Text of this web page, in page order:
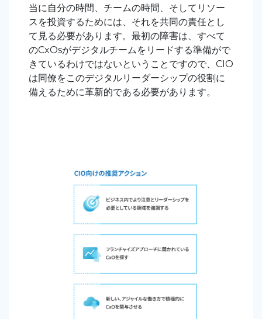
当に自分の時間、チームの時間、そしてリソー
スを投資するためには、それを共同の責任とし
て見る必要があります。最初の障害は、すべて
のCxOsがデジタルチームをリードする準備がで
きているわけではないということですので、CIO
は同僚をこのデジタルリーダーシップの役割に
備えるために革新的である必要があります。